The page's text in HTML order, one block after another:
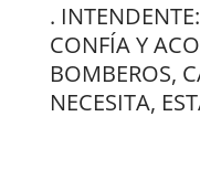
.
CONFÍA Y
BOMBEROS,
NECESITA,